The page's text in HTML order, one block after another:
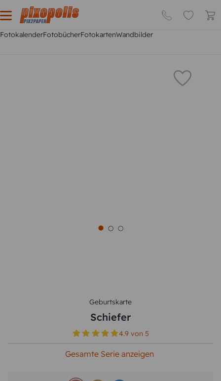
FotokalenderFotobücherFotokartenWandbilder
Geburtskarte
Schiefer
4.9 von5
Gesamte Serie anzeigen